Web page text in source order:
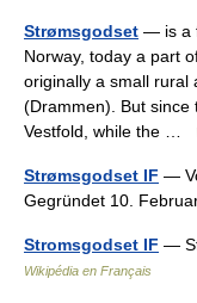
Strømsgodset — is a
Norway, today a part
originally a small rural
(Drammen). But since
Vestfold, while the …
Strømsgodset IF —
Gegründet 10.
Stromsgodset IF —
Wikipédia en Français